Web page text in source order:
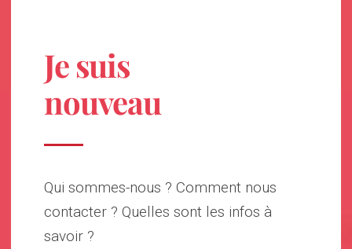
Je suis
nouveau
Qui sommes-nous ? Comment nous
contacter ? Quelles sont les infos à
savoir ?